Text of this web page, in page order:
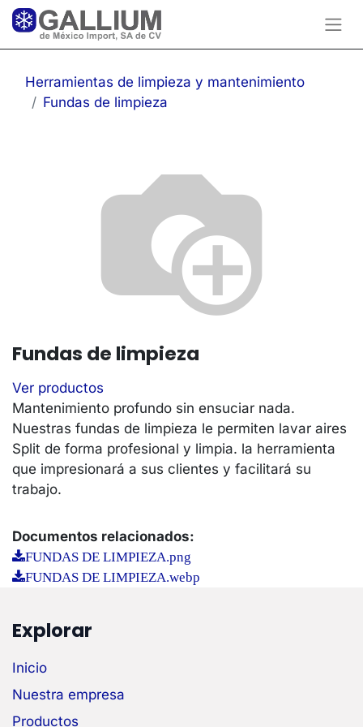
Herramientas de limpieza y mantenimiento
Fundas de limpieza
Fundas de limpieza
Ver productos
Mantenimiento profundo sin ensuciar nada.
Nuestras fundas de limpieza le permiten lavar aires
Split de forma profesional y limpia. la herramienta
que impresionará a sus clientes y facilitará su
trabajo.
Documentos relacionados:
FUNDAS DE LIMPIEZA.png
FUNDAS DE LIMPIEZA.webp
Explorar
Inicio
Nuestra empresa
Productos